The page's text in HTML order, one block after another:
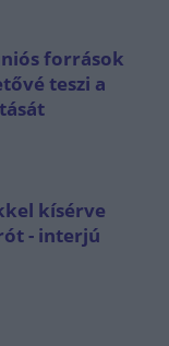
források
teszi a
kísérve
- interjú